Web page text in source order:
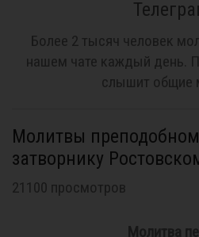
Более 2 тысяч человек
нашем чате каждый день.
слышит общие
Молитвы
затворнику
21100 просмотров
Молитва